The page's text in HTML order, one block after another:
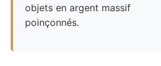
objets en argent massif
poinçonnés.